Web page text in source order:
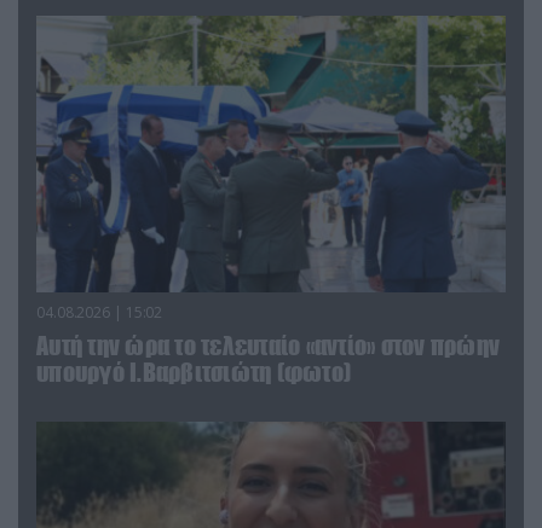
04.08.2026 | 15:02
Αυτή την ώρα το τελευταίο «αντίο» στον πρώην
υπουργό Ι.Βαρβιτσιώτη (φωτο)